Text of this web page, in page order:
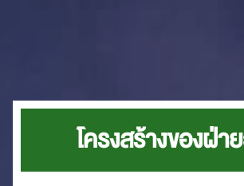
โครงสร้างของฝ่า